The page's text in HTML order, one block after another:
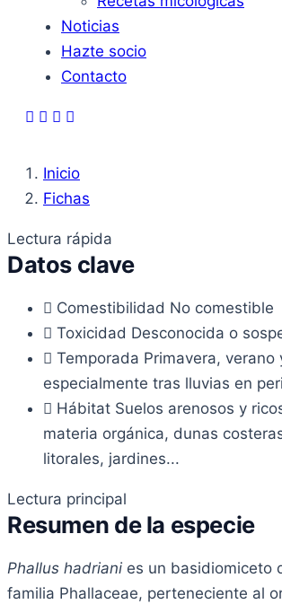
Noticias
Hazte socio
Contacto
Inicio
Fichas
Lectura rápida
Datos clave
Comestibilidad No comestible
Toxicidad Desconocida o
Temporada Primavera, verano
especialmente tras lluvias en
Hábitat Suelos arenosos y
materia orgánica, dunas
litorales, jardines...
Lectura principal
Resumen de la especie
Phallus hadriani es un basidiomiceto
familia Phallaceae, perteneciente al